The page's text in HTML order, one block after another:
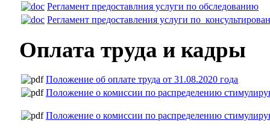
Регламент предоставлния услуги по обследованию
Регламент предоставления услуги по
Оплата труда и кадры
Положение об оплате труда от 31.08.2020 года
Положение о комиссии по распределению
Положение о комиссии по распределению